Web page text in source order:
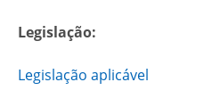
Legislação:
Legislação aplicável